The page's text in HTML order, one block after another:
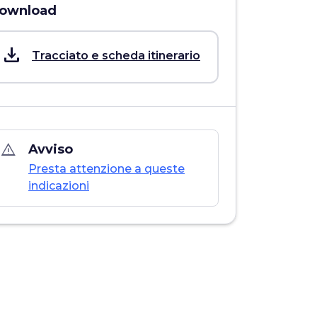
save_alt Tracciato e scheda itinerario
warning_amber Avviso
Presta attenzione a queste
indicazioni